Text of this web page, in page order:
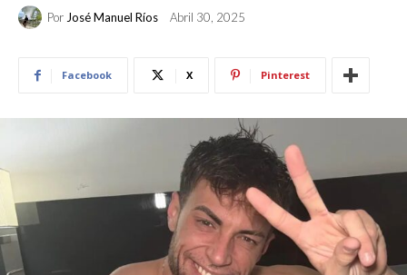
Por José Manuel Ríos Abril 30, 2025
Facebook X Pinterest